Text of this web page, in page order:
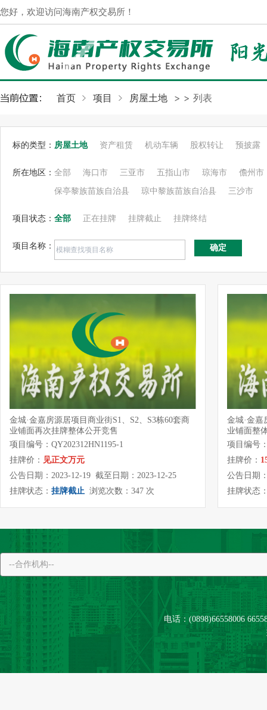
您好，欢迎访问海南产权交易所！
首页 项目 >
房屋土地 > 列表
标的类型： 房屋土地 资产租赁 机动车辆 股权转让 预披露
所在地区： 全部 海口市 三亚市 五指山市 琼海市 儋州市
保亭黎族苗族自治县 琼中黎族苗族自治县 三沙市
项目状态： 全部 正在挂牌 挂牌截止 挂牌终结
项目名称： 确定
金城·金嘉房源居项目商业街S1、S2、S3栋60套商
业铺面再次挂牌整体公开竞售
项目编号：QY202312HN1195-1
挂牌价： 见正文万元
公告日期：2023-12-19 截至日期：2023-12-25
挂牌状态： 挂牌截止 浏览次数：347 次
金城·金嘉
业铺面整
项目编号
挂牌价：
公告日期
挂牌状态
电话：(0898)66558006